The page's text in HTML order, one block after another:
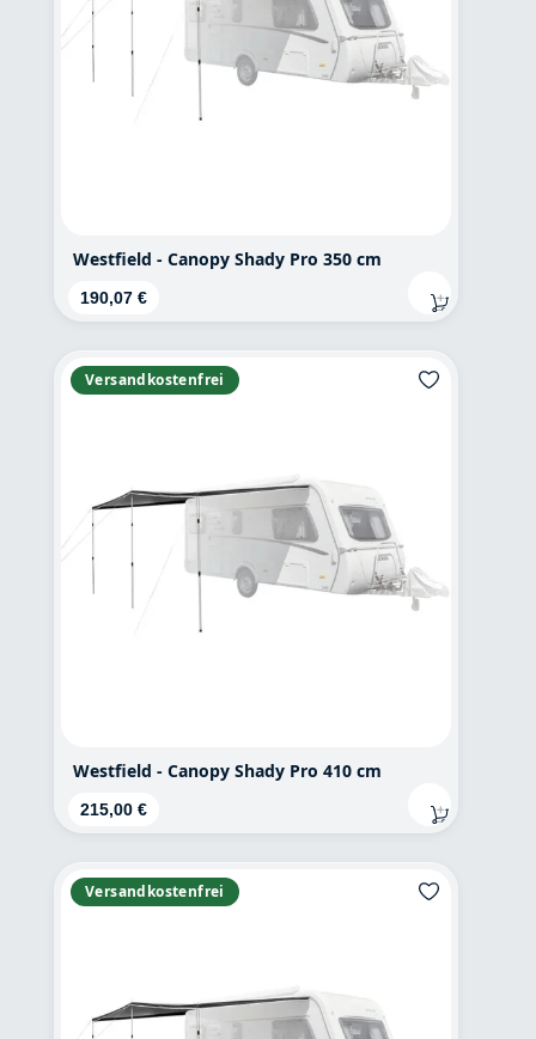
Westfield - Canopy Shady Pro 350 cm
Regulärer Preis:
190,07 €
Versandkostenfrei
Westfield - Canopy Shady Pro 410 cm
Regulärer Preis:
215,00 €
Versandkostenfrei